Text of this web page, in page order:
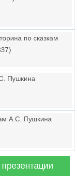
по сказкам
Пушкина
А.С. Пушкина